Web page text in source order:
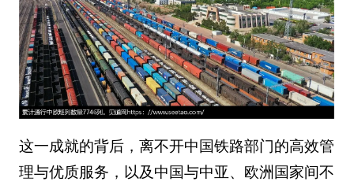
这一成就的背后，离不开中国铁路部门的高效管
理与优质服务，以及中国与中亚、欧洲国家间不